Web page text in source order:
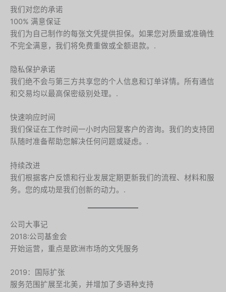
我们对您的承诺
100% 满意保证
我们为自己制作的每张文凭提供担保。如果您对质量或准确性
不完全满意，我们将免费重做或全额退款。.
隐私保护承诺
我们绝不会与第三方共享您的个人信息和订单详情。所有通信
和交易均以最高保密级别处理。.
快速响应时间
我们保证在工作时间一小时内回复客户的咨询。我们的支持团
队随时准备帮助您解决任何问题或疑虑。.
持续改进
我们根据客户反馈和行业发展定期更新我们的流程、材料和服
务。您的成功是我们创新的动力。.
公司大事记
2018:公司基金会
开始运营，重点是欧洲市场的文凭服务
2019：国际扩张
服务范围扩展至北美，并增加了多语种支持Albanian